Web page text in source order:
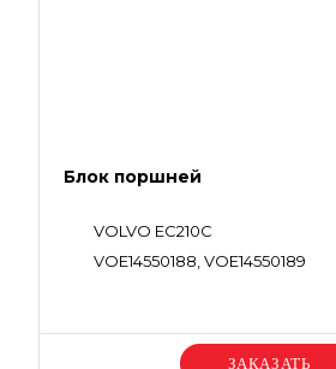
Блок поршней
VOLVO EC210C
VOE14550188, VOE14550189
Уточняйте цену